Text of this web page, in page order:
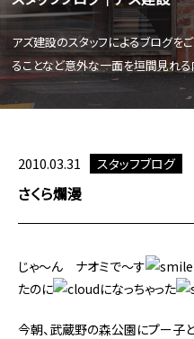
アズ建設のスタッフによるブログを
ることなど意外な一面を垣間見れる
2010.03.31 スタッフブログ
さくら爛漫
じゃ～ん ナオミで～す
たのに
になっちゃった
今朝、武蔵野の森公園にプー子